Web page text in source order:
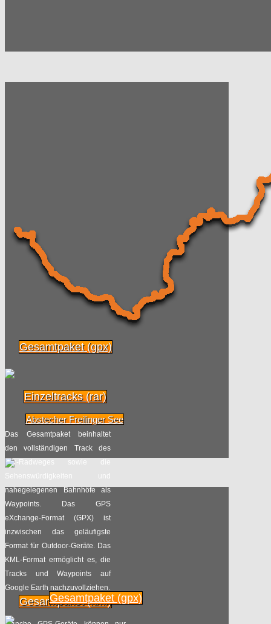
Gesamtpaket (gpx)
Einzeltracks (rar)
Abstecher Freilinger See
Das Gesamtpaket beinhaltet
den vollständigen Track des
Ahr-Radweges sowie die
Sehenswürdigkeiten und
nahegelegenen Bahnhöfe als
Waypoints. Das GPS
eXchange-Format (GPX) ist
inzwischen das geläufigste
Format für Outdoor-Geräte. Das
KML-Format ermöglicht es, die
Tracks und Waypoints auf
Google Earth nachzuvollziehen.
Gesamtpaket (kml)
Gesamtpaket (gpx)